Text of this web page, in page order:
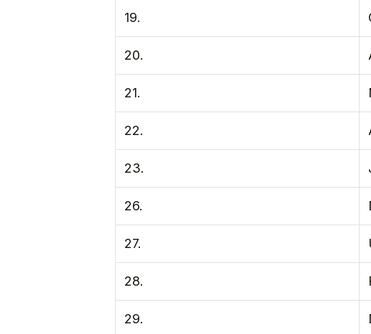
19.
20.
21.
22.
23.
26.
27.
28.
29.